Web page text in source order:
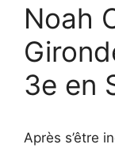
Noah
3e en
Après s’être